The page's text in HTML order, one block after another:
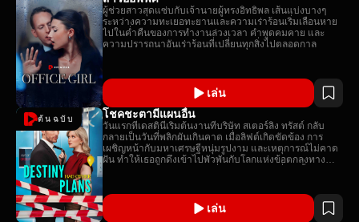
ผู้ช่วยสาวสุดแซ่บกับเจ้านายผู้ทรงอิทธิพล เส้นแบ่งบางๆ
ระหว่างความทะเยอทะยานและความเร่าร้อนเริ่มเลือนหาย
ไปในค่ำคืนของการทำงานล่วงเวลา คำพูดคมคาย และ
ความปรารถนาอันเร่าร้อนที่เปลี่ยนทุกสิ่งไปตลอดกาล
เล่น
ต้นฉบับ โชคชะตามีแผนอื่น
วันแรกที่เดสตินี่เริ่มต้นงานที่บริษัท สเตอร์ลิง ทรัสต์ กลับ
กลายเป็นวันที่พลิกผันเกินคาด เมื่อลิฟต์เกิดขัดข้อง การ
เผชิญหน้ากับมหาเศรษฐีหนุ่มรูปงาม และเหตุการณ์ไม่คาด
ฝัน ทำให้เธอถูกดึงเข้าไปพัวพันกับโลกแห่งข้อตกลงทาง
เล่น